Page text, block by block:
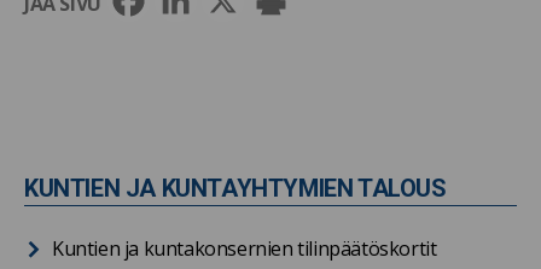
KUNTIEN JA KUNTAYHTYMIEN TALOUS
Kuntien ja kuntakonsernien tilinpäätöskortit